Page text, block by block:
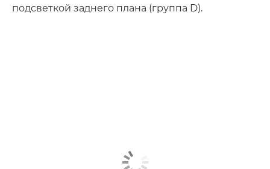
подсветкой заднего плана (группа D).